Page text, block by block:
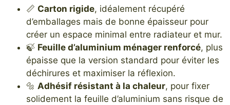
📏 Carton rigide, idéalement récupéré
d’emballages mais de bonne épaisseur pour
créer un espace minimal entre radiateur et mur.
🍃 Feuille d’aluminium ménager renforcé, plus
épaisse que la version standard pour éviter les
déchirures et maximiser la réflexion.
🔩 Adhésif résistant à la chaleur, pour fixer
solidement la feuille d’aluminium sans risque de